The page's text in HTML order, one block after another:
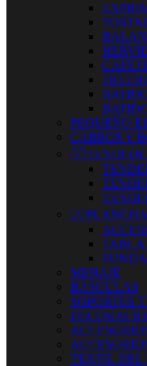
PEQUEÑO
CARROS Y
 
 
TABLA
MENAJE
BASCULAS
SOPORTES
TEXTIL DEL